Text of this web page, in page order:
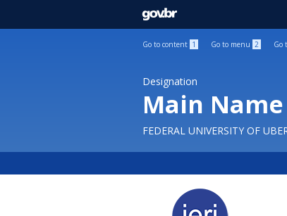
GOVBR
Go to content 1 Go to menu 2 Go
Designation
Main Name
FEDERAL UNIVERSITY OF